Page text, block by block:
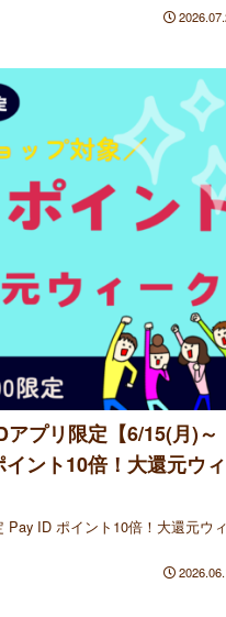
プリ限定【6/15(月)～
ント10倍！大還元ウィ
ID ポイント10倍！大還元ウィ